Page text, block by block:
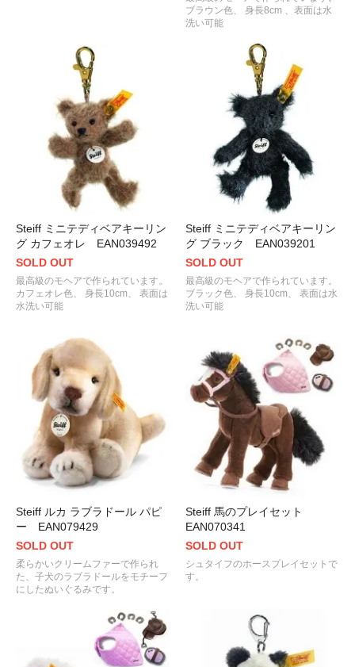
ブラウン色、 身長8cm 、表面は水
洗い可能
Steiff ミニテディベアキーリン
グ カフェオレ EAN039492
SOLD OUT
最高級のモヘアで作られています。
カフェオレ色、 身長10cm、 表面は
水洗い可能
Steiff ミニテディベアキーリン
グ ブラック EAN039201
SOLD OUT
最高級のモヘアで作られています。
ブラック色、 身長10cm、 表面は水
洗い可能
Steiff ルカ ラブラドール パピ
ー EAN079429
SOLD OUT
柔らかいクリームファーで作られ
た、子犬のラブラドールをモチーフ
にしたぬいぐるみです。
Steiff 馬のプレイセット
EAN070341
SOLD OUT
シュタイフのホースプレイセットで
す。